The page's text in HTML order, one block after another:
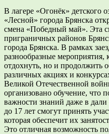
В лагере «Огонёк» детского
«Лесной» города Брянска
смена «Победный май». Эта
приграничных районов
города Брянска. В рамках
разнообразные мероприятия,
отдохнуть, но и продолжить
различных акциях и
Великой Отечественной
организовано обучение, что
важности знаний даже в дали
до 17 лет смогут принять
которая обеспечит их
Это отличная возможность